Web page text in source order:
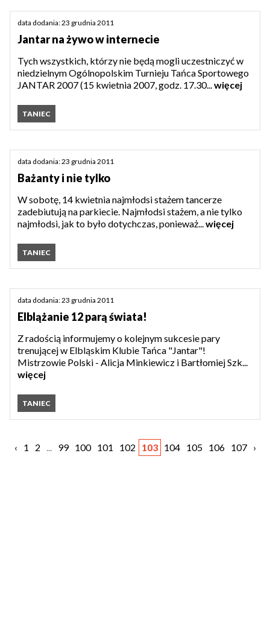
data dodania: 23 grudnia 2011
Jantar na żywo w internecie
Tych wszystkich, którzy nie będą mogli uczestniczyć w
niedzielnym Ogólnopolskim Turnieju Tańca Sportowego
JANTAR 2007 (15 kwietnia 2007, godz. 17.30...więcej
TANIEC
data dodania: 23 grudnia 2011
Bażanty i nie tylko
W sobotę, 14 kwietnia najmłodsi stażem tancerze
zadebiutują na parkiecie. Najmłodsi stażem, a nie tylko
najmłodsi, jak to było dotychczas, ponieważ...więcej
TANIEC
data dodania: 23 grudnia 2011
Elblążanie 12 parą świata!
Z radością informujemy o kolejnym sukcesie pary
trenującej w Elbląskim Klubie Tańca "Jantar"!
Mistrzowie Polski - Alicja Minkiewicz i Bartłomiej Szk...
więcej
TANIEC
‹ 1 2 ... 99 100 101 102 103 104 105 106 107 ›